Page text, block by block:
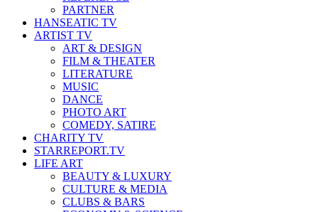
PARTNER
HANSEATIC TV
ARTIST TV
ART & DESIGN
FILM & THEATER
LITERATURE
MUSIC
DANCE
PHOTO ART
COMEDY, SATIRE
CHARITY TV
STARREPORT.TV
LIFE ART
BEAUTY & LUXURY
CULTURE & MEDIA
CLUBS & BARS